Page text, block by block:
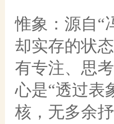
惟象：源自“
却实存的状
有专注、思
心是“透过表
核，无多余